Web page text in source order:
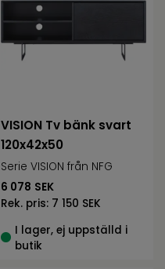
VISION Tv bänk svart
120x42x50
Serie VISION från NFG
6 078 SEK
Rek. pris: 7 150 SEK
I lager, ej uppställd i
butik